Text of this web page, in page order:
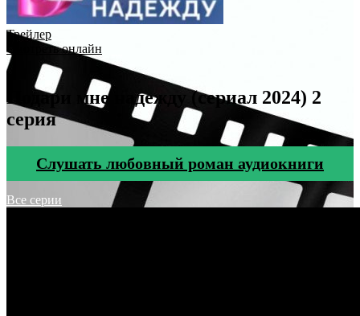
Трейлер
Смотреть онлайн
Подари мне надежду (сериал 2024) 2
серия
Cлушать любовный роман аудиокниги
Все серии